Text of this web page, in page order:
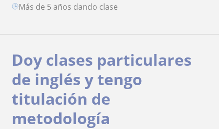
más de 5 años dando clase
Doy clases particulares
de inglés y tengo
titulación de
metodología